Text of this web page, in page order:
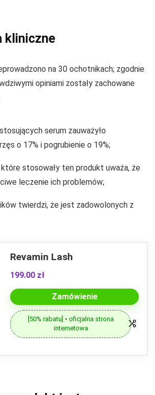
kliniczne
na 30 ochotnikach; zgodnie
opiniami zostały zachowane
serum zauważyło
o 17% i pogrubienie o 19%;
stosowały ten produkt uważa, że
leczenie ich problemów;
twierdzi, że jest zadowolonych z
Revamin Lash
199.00 zł
Zamówienie
[50% rabatu] • oficjalna strona
internetowa